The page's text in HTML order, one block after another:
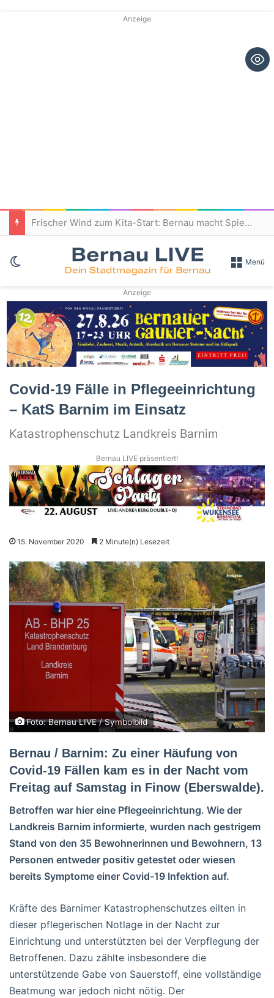
Anzeige
Frischer Wind zum Kita-Start: Bernau macht Spielplätze fit für den Nachwuchs
Skin umschalten Menü
Anzeige
Covid-19 Fälle in Pflegeeinrichtung
– KatS Barnim im Einsatz
Katastrophenschutz Landkreis Barnim
Bernau LIVE präsentiert!
15. November 2020 2 Minute(n) Lesezeit
Foto: Bernau LIVE / Symbolbild
Bernau / Barnim: Zu einer Häufung von
Covid-19 Fällen kam es in der Nacht vom
Freitag auf Samstag in Finow (Eberswalde).
Betroffen war hier eine Pflegeeinrichtung. Wie der
Landkreis Barnim informierte, wurden nach gestrigem
Stand von den 35 Bewohnerinnen und Bewohnern, 13
Personen entweder positiv getestet oder wiesen
bereits Symptome einer Covid-19 Infektion auf.
Kräfte des Barnimer Katastrophenschutzes eilten in
dieser pflegerischen Notlage in der Nacht zur
Einrichtung und unterstützten bei der Verpflegung der
Betroffenen. Dazu zählte insbesondere die
unterstützende Gabe von Sauerstoff, eine vollständige
Beatmung war jedoch nicht nötig. Der